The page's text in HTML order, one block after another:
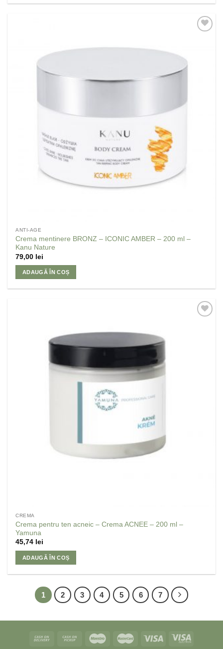
ANTI-AGE
Crema mentinere BRONZ – ICONIC AMBER – 200 ml –
Kanu Nature
79,00 lei
ADAUGĂ ÎN COȘ
CREMA
Crema pentru ten acneic – Crema ACNEE – 200 ml –
Yamuna
45,74 lei
ADAUGĂ ÎN COȘ
1 2 3 4 5 6 7